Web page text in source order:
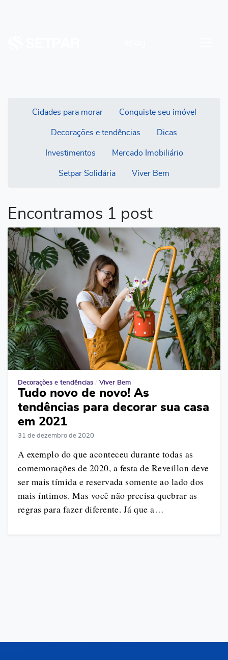
Cidades para morar Conquiste seu imóvel
Decorações e tendências Dicas
Investimentos Mercado Imobiliário
Setpar Solidária Viver Bem
Encontramos 1 post
Decorações e tendências Viver Bem
Tudo novo de novo! As
tendências para decorar sua casa
em 2021
31 de dezembro de 2020
A exemplo do que aconteceu durante todas as
comemorações de 2020, a festa de Reveillon deve
ser mais tímida e reservada somente ao lado dos
mais íntimos. Mas você não precisa quebrar as
regras para fazer diferente. Já que a…